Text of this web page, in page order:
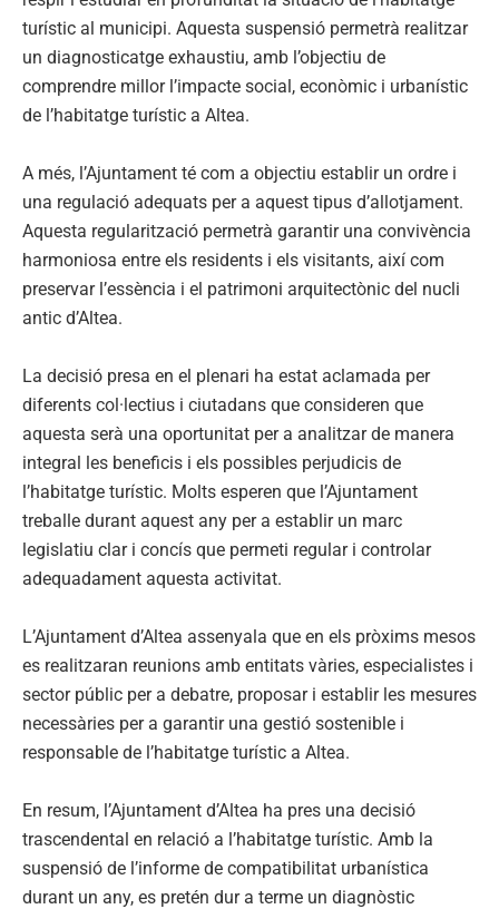
turístic al municipi. Aquesta suspensió permetrà realitzar
un diagnosticatge exhaustiu, amb l’objectiu de
comprendre millor l’impacte social, econòmic i urbanístic
de l’habitatge turístic a Altea.
A més, l’Ajuntament té com a objectiu establir un ordre i
una regulació adequats per a aquest tipus d’allotjament.
Aquesta regularització permetrà garantir una convivència
harmoniosa entre els residents i els visitants, així com
preservar l’essència i el patrimoni arquitectònic del nucli
antic d’Altea.
La decisió presa en el plenari ha estat aclamada per
diferents col·lectius i ciutadans que consideren que
aquesta serà una oportunitat per a analitzar de manera
integral les beneficis i els possibles perjudicis de
l’habitatge turístic. Molts esperen que l’Ajuntament
treballe durant aquest any per a establir un marc
legislatiu clar i concís que permeti regular i controlar
adequadament aquesta activitat.
L’Ajuntament d’Altea assenyala que en els pròxims mesos
es realitzaran reunions amb entitats vàries, especialistes i
sector públic per a debatre, proposar i establir les mesures
necessàries per a garantir una gestió sostenible i
responsable de l’habitatge turístic a Altea.
En resum, l’Ajuntament d’Altea ha pres una decisió
trascendental en relació a l’habitatge turístic. Amb la
suspensió de l’informe de compatibilitat urbanística
durant un any, es pretén dur a terme un diagnòstic